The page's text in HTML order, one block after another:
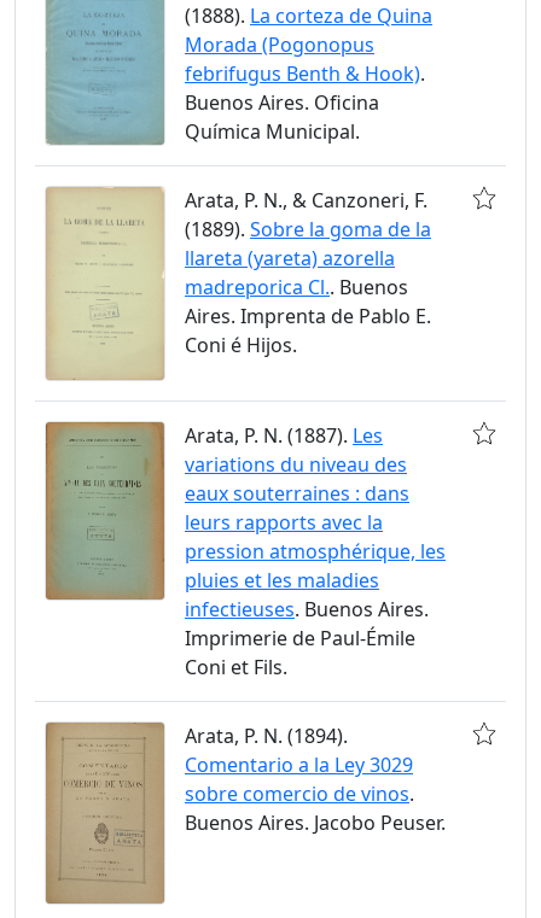
(1888). La corteza de Quina
Morada (Pogonopus
febrifugus Benth & Hook).
Buenos Aires. Oficina
Química Municipal.
Arata, P. N., & Canzoneri, F.
(1889). Sobre la goma de la
llareta (yareta) azorella
madreporica Cl.. Buenos
Aires. Imprenta de Pablo E.
Coni é Hijos.
Arata, P. N. (1887). Les
variations du niveau des
eaux souterraines : dans
leurs rapports avec la
pression atmosphérique, les
pluies et les maladies
infectieuses. Buenos Aires.
Imprimerie de Paul-Émile
Coni et Fils.
Arata, P. N. (1894).
Comentario a la Ley 3029
sobre comercio de vinos.
Buenos Aires. Jacobo Peuser.